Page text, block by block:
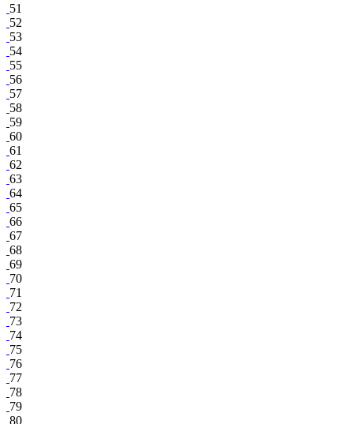
51
52
53
54
55
56
57
58
59
60
61
62
63
64
65
66
67
68
69
70
71
72
73
74
75
76
77
78
79
80